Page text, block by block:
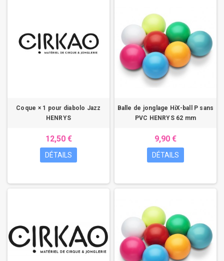
Coque × 1 pour diabolo Jazz
HENRYS
12,50 €
DÉTAILS
Balle de jonglage HiX-ball P sans
PVC HENRYS 62 mm
9,90 €
DÉTAILS